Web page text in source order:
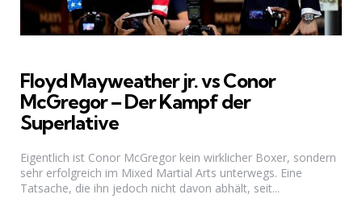
Floyd Mayweather jr. vs Conor
McGregor – Der Kampf der
Superlative
Eigentlich ist Conor McGregor kein wirklicher Boxer, sondern
sehr erfolgreich im Mixed Martial Arts unterwegs. Eine
Tatsache, die ihn jedoch nicht davon abhält, seit...